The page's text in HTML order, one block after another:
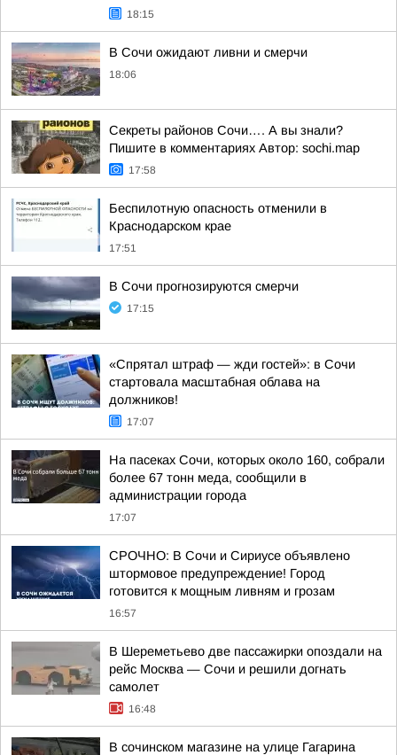
18:15
В Сочи ожидают ливни и смерчи
18:06
Секреты районов Сочи…. А вы знали?
Пишите в комментариях Автор: sochi.map
17:58
Беспилотную опасность отменили в
Краснодарском крае
17:51
В Сочи прогнозируются смерчи
17:15
«Спрятал штраф — жди гостей»: в Сочи
стартовала масштабная облава на
должников!
17:07
На пасеках Сочи, которых около 160, собрали
более 67 тонн меда, сообщили в
администрации города
17:07
СРОЧНО: В Сочи и Сириусе объявлено
штормовое предупреждение! Город
готовится к мощным ливням и грозам
16:57
В Шереметьево две пассажирки опоздали на
рейс Москва — Сочи и решили догнать
самолет
16:48
В сочинском магазине на улице Гагарина